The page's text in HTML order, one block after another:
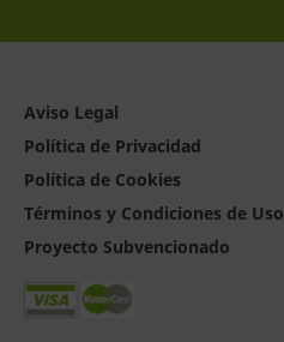
Aviso Legal
Política de Privacidad
Política de Cookies
Términos y Condiciones de Uso
Proyecto Subvencionado